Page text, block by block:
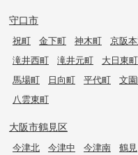
守口市
祝町 金下町 神木町 京阪
滝井西町
滝井元町 大日東町
馬場町
日向町 平代町 文
八雲東町
大阪市鶴見区
今津北 今津中 今津南 鶴見